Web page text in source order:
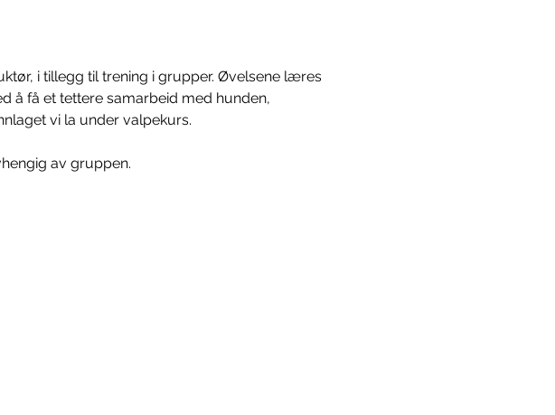
i tillegg til trening i grupper. Øvelsene læres
å få et tettere samarbeid med hunden,
vi la under valpekurs.
av gruppen.